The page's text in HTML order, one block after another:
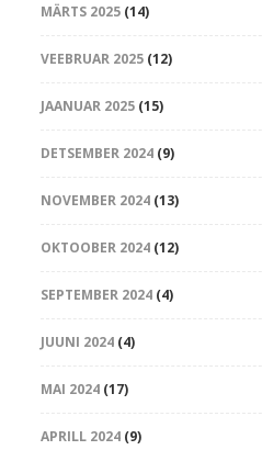
MÄRTS 2025(14)
VEEBRUAR 2025(12)
JAANUAR 2025(15)
DETSEMBER 2024(9)
NOVEMBER 2024(13)
OKTOOBER 2024(12)
SEPTEMBER 2024(4)
JUUNI 2024(4)
MAI 2024(17)
APRILL 2024(9)